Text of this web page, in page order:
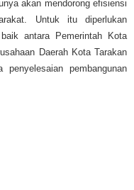
akan mendorong efisiensi
Untuk itu diperlukan
antara Pemerintah Kota
Daerah Kota Tarakan
pembangunan